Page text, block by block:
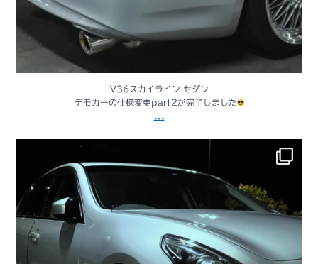
V36スカイライン セダン
デモカーの仕様変更part2が完了しました
...
...